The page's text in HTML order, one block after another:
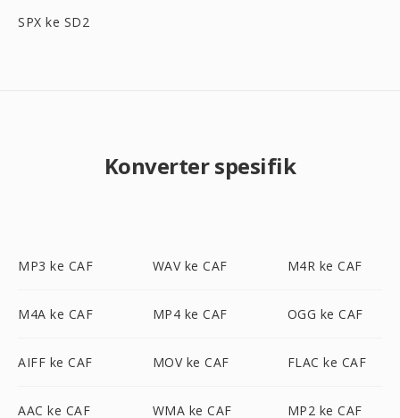
SPX ke SD2
Konverter spesifik
MP3 ke CAF WAV ke CAF M4R ke CAF
M4A ke CAF MP4 ke CAF OGG ke CAF
AIFF ke CAF MOV ke CAF FLAC ke CAF
AAC ke CAF WMA ke CAF MP2 ke CAF